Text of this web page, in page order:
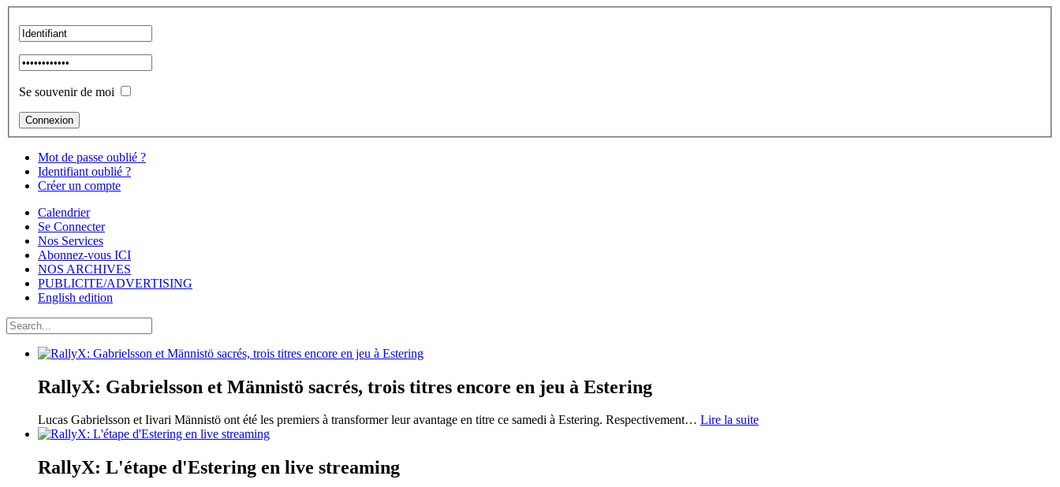
Se souvenir de moi
Mot de passe oublié ?
Identifiant oublié ?
Créer un compte
Calendrier
Se Connecter
Nos Services
Abonnez-vous ICI
NOS ARCHIVES
PUBLICITE/ADVERTISING
English edition
RallyX: Gabrielsson et Männistö sacrés, trois titres encore en jeu à Estering
Lucas Gabrielsson et Iivari Männistö ont été les premiers à transformer leur avantage en titre ce samedi à Estering. Respectivement… Lire la suite
RallyX: L'étape d'Estering en live streaming